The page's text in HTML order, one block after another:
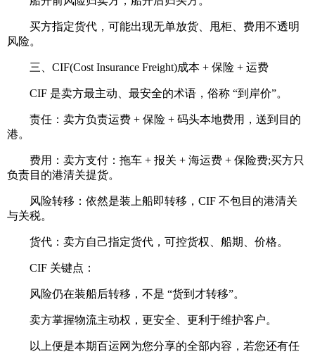
买方指定货代，可能出现无单放货、甩柜、费用不透明
风险。
三、CIF(Cost Insurance Freight)成本 + 保险 + 运费
CIF 是卖方最主动、最安全的术语，俗称 “到岸价”。
责任：卖方负责运费 + 保险 + 码头本地费用，送到目的
港。
费用：卖方支付：拖车 + 报关 + 海运费 + 保险费;买方只
负责目的港清关提货。
风险转移：依然是装上船即转移，CIF 不包目的港清关
与关税。
货代：卖方自己指定货代，可控货权、船期、价格。
CIF 关键点：
风险仍在装船后转移，不是 “货到才转移”。
卖方掌握物流主动权，更安全、更利于维护客户。
以上便是本期百运网为您分享的全部内容，若您还有任